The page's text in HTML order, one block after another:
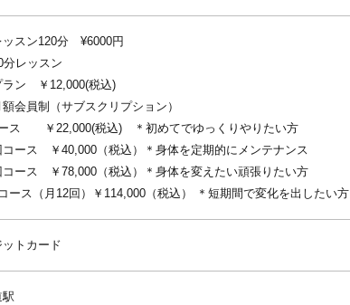
ッスン120分 ¥6000円
分レッスン
ラン ￥12,000(税込)
会員制（サブスクリプション）
ス ￥22,000(税込) ＊初めてでゆっくりやりたい方
コース ￥40,000（税込）＊身体を定期的にメンテナンス
コース ￥78,000（税込）＊身体を変えたい頑張りたい方
ース（月12回）￥114,000（税込） ＊短期間で変化を出したい方
トカード